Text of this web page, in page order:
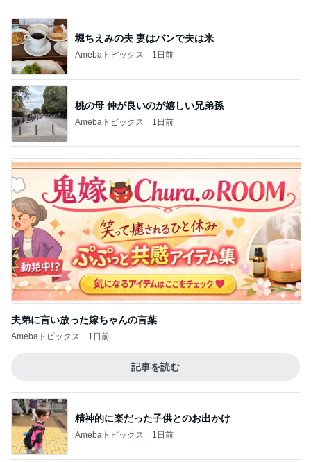
桃の母 仲が良いのが嬉しい兄弟孫
Amebaトピックス 1日前
夫弟に言い放った嫁ちゃんの言葉
Amebaトピックス 1日前
記事を読む
Amebaトピックス 1日前
体重減少に効果がなかった調整日
Amebaトピックス 1日前